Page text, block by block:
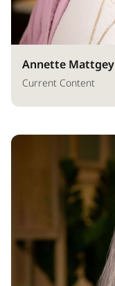
Annette Mattgey
Current Content